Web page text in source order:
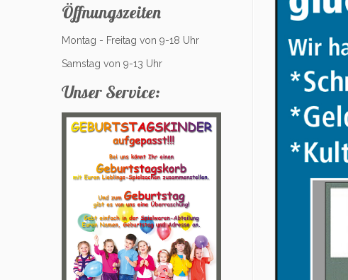
Öffnungszeiten
Montag - Freitag von 9-18 Uhr
Samstag von 9-13 Uhr
Unser Service: